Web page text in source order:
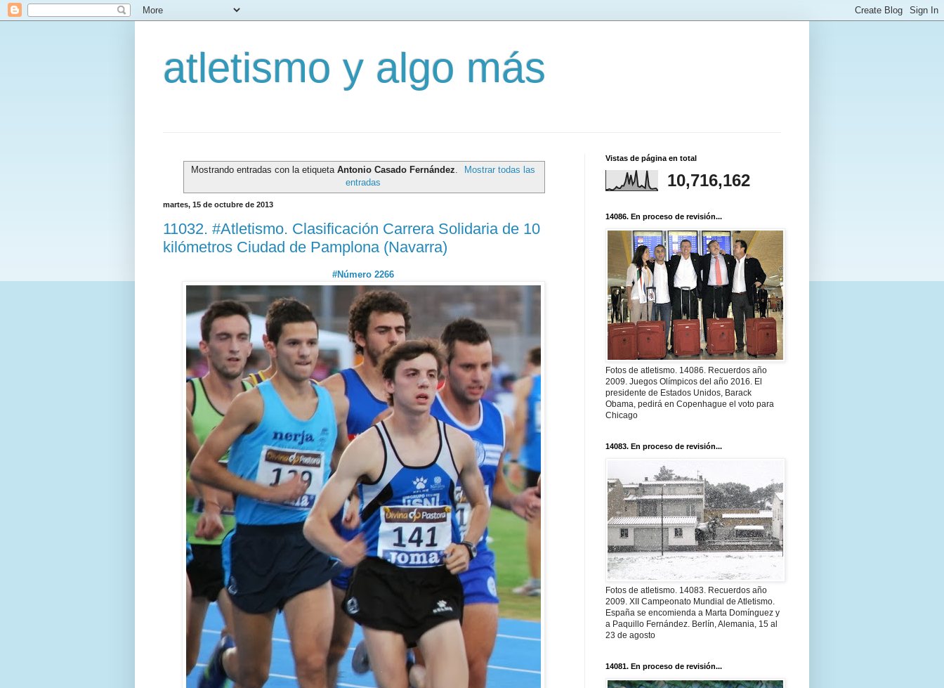
atletismo y algo más
Mostrando entradas con la etiqueta Antonio Casado Fernández
Mostrar todas las
entradas
martes, 15 de octubre de 2013
11032. #Atletismo. Clasificación Carrera Solidaria de 10
kilómetros Ciudad de Pamplona (Navarra)
#Número 2266
Vistas de página en total
10,716,162
14086. En proceso de revisión...
Fotos de atletismo. 14086. Recuerdos año
2009. Juegos Olímpicos del año 2016. El
presidente de Estados Unidos, Barack
Obama, pedirá en Copenhague el voto para
Chicago
14083. En proceso de revisión...
Fotos de atletismo. 14083. Recuerdos año
2009. XII Campeonato Mundial de Atletismo.
España se encomienda a Marta Domínguez y
a Paquillo Fernández. Berlín, Alemania, 15 al
23 de agosto
14081. En proceso de revisión...